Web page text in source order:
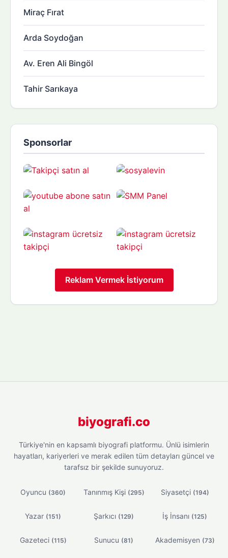
Miraç Fırat
Arda Soydoğan
Av. Eren Ali Bingöl
Tahir Sarıkaya
Sponsorlar
Reklam Vermek İstiyorum
biyografi.co
Türkiye'nin en kapsamlı biyografi platformu. Ünlü isimlerin
hayatları, kariyerleri ve merak edilen tüm detayları güncel ve
tarafsız bir şekilde sunuyoruz.
Oyuncu (360) Tanınmış Kişi (295) Siyasetçi (194)
Yazar (151) Şarkıcı (129) İş İnsanı (125)
Gazeteci (115) Sunucu (81) Akademisyen (73)